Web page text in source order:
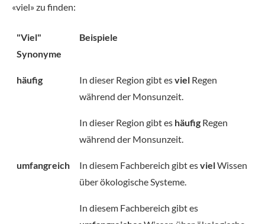
«viel» zu finden:
"Viel"
Synonyme
Beispiele
häufig In dieser Region gibt esviel Regen
während der Monsunzeit.
In dieser Region gibt es häufig Regen
während der Monsunzeit.
umfangreich In diesem Fachbereich gibt esvielWissen
über ökologische Systeme.
In diesem Fachbereich gibt es